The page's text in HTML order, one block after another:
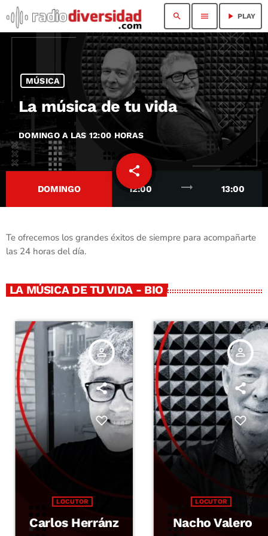
search menu play_arrow PLAY
MÚSICA
La música de tu vida
DOMINGO A LAS 12:00 HORAS
share
email
DOMINGO 12:00 trending_flat 13:00
Te ofrecemos los grandes éxitos de siempre para acompañarte
las 24 horas del día.
LA MÚSICA DE TU VIDA - BIO
person_outline
LOCUTOR
Carlos Herránz
person_outline
LOCUTOR
Nacho Valero